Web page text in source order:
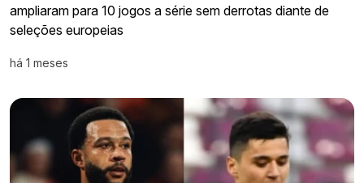
ampliaram para 10 jogos a série sem derrotas diante de
seleções europeias
há 1 meses